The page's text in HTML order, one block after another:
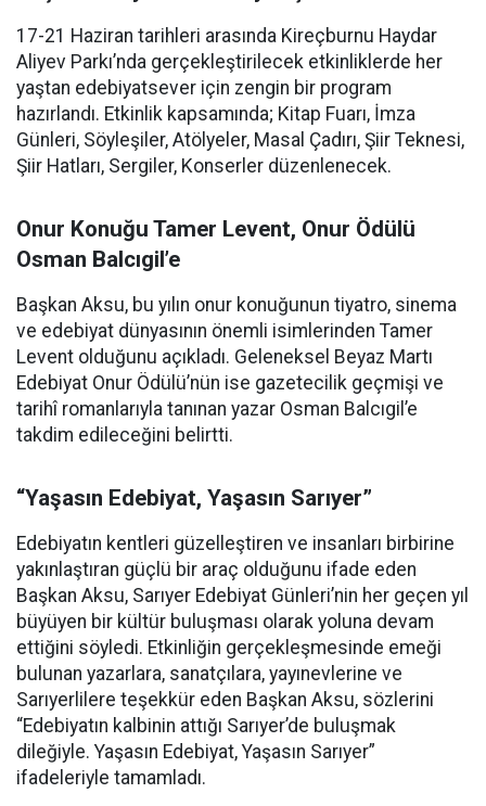
17-21 Haziran tarihleri arasında Kireçburnu Haydar
Aliyev Parkı’nda gerçekleştirilecek etkinliklerde her
yaştan edebiyatsever için zengin bir program
hazırlandı. Etkinlik kapsamında; Kitap Fuarı, İmza
Günleri, Söyleşiler, Atölyeler, Masal Çadırı, Şiir Teknesi,
Şiir Hatları, Sergiler, Konserler düzenlenecek.
Onur Konuğu Tamer Levent, Onur Ödülü
Osman Balcıgil’e
Başkan Aksu, bu yılın onur konuğunun tiyatro, sinema
ve edebiyat dünyasının önemli isimlerinden Tamer
Levent olduğunu açıkladı. Geleneksel Beyaz Martı
Edebiyat Onur Ödülü’nün ise gazetecilik geçmişi ve
tarihî romanlarıyla tanınan yazar Osman Balcıgil’e
takdim edileceğini belirtti.
“Yaşasın Edebiyat, Yaşasın Sarıyer”
Edebiyatın kentleri güzelleştiren ve insanları birbirine
yakınlaştıran güçlü bir araç olduğunu ifade eden
Başkan Aksu, Sarıyer Edebiyat Günleri’nin her geçen yıl
büyüyen bir kültür buluşması olarak yoluna devam
ettiğini söyledi. Etkinliğin gerçekleşmesinde emeği
bulunan yazarlara, sanatçılara, yayınevlerine ve
Sarıyerlilere teşekkür eden Başkan Aksu, sözlerini
“Edebiyatın kalbinin attığı Sarıyer’de buluşmak
dileğiyle. Yaşasın Edebiyat, Yaşasın Sarıyer”
ifadeleriyle tamamladı.